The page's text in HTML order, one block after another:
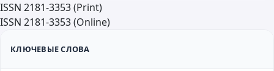
ISSN 2181-3353 (Print)
ISSN 2181-3353 (Online)
КЛЮЧЕВЫЕ СЛОВА